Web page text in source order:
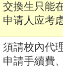
交換生只能
申请人应考
須請校內代
申請手續費